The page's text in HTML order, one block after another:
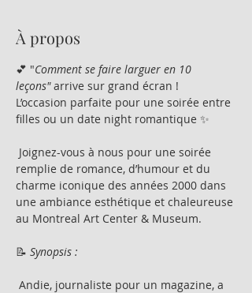
À propos
💕 "Comment se faire larguer en 10
leçons" arrive sur grand écran !
L’occasion parfaite pour une soirée entre
filles ou un date night romantique ✨
remplie de romance, d’humour et du
charme iconique des années 2000 dans
une ambiance esthétique et chaleureuse
au Montreal Art Center & Museum.
📝 Synopsis :